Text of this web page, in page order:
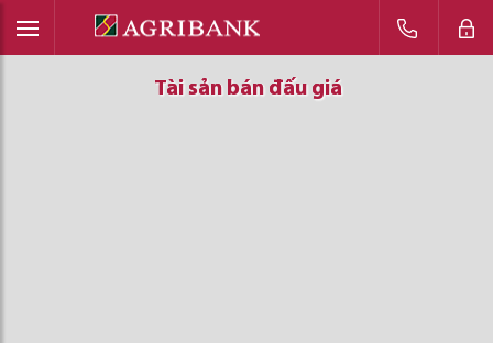
Tài sản bán đấu giá
Tài sản bán đấu giá
Tài sản bán đấu giá